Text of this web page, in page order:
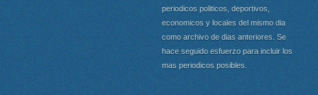
periodicos politicos, deportivos,
economicos y locales del mismo dia
como archivo de dias anteriores. Se
hace seguido esfuerzo para incluir los
mas periodicos posibles.